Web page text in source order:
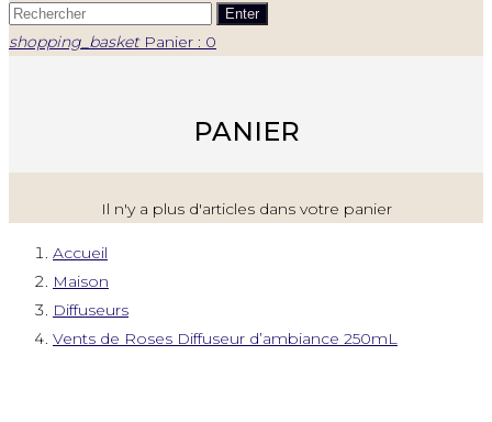
Enter
shopping_basket Panier : 0
PANIER
Il n'y a plus d'articles dans votre panier
Accueil
Maison
Diffuseurs
Vents de Roses Diffuseur d’ambiance 250mL